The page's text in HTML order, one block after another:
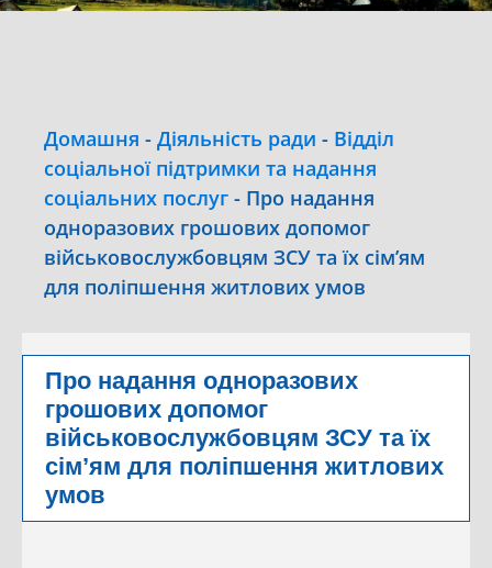
Домашня - Діяльність ради - Відділ
соціальної підтримки та надання
соціальних послуг - Про надання
одноразових грошових допомог
військовослужбовцям ЗСУ та їх сім’ям
для поліпшення житлових умов
Про надання одноразових
грошових допомог
військовослужбовцям ЗСУ та їх
сім’ям для поліпшення житлових
умов